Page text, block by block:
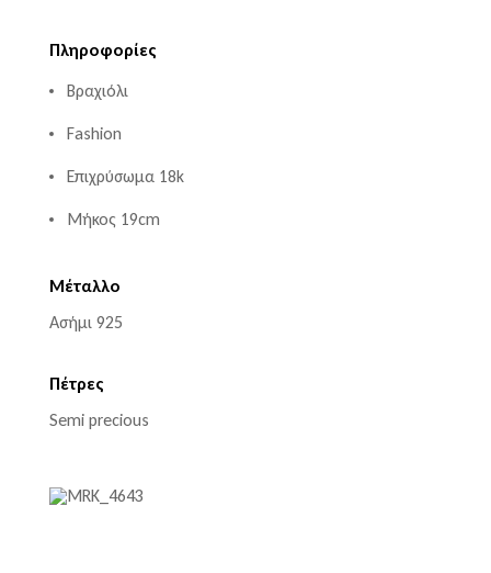
Πληροφορίες
Βραχιόλι
Fashion
Επιχρύσωμα 18k
Μήκος 19cm
Μέταλλο
Ασήμι 925
Πέτρες
Semi precious